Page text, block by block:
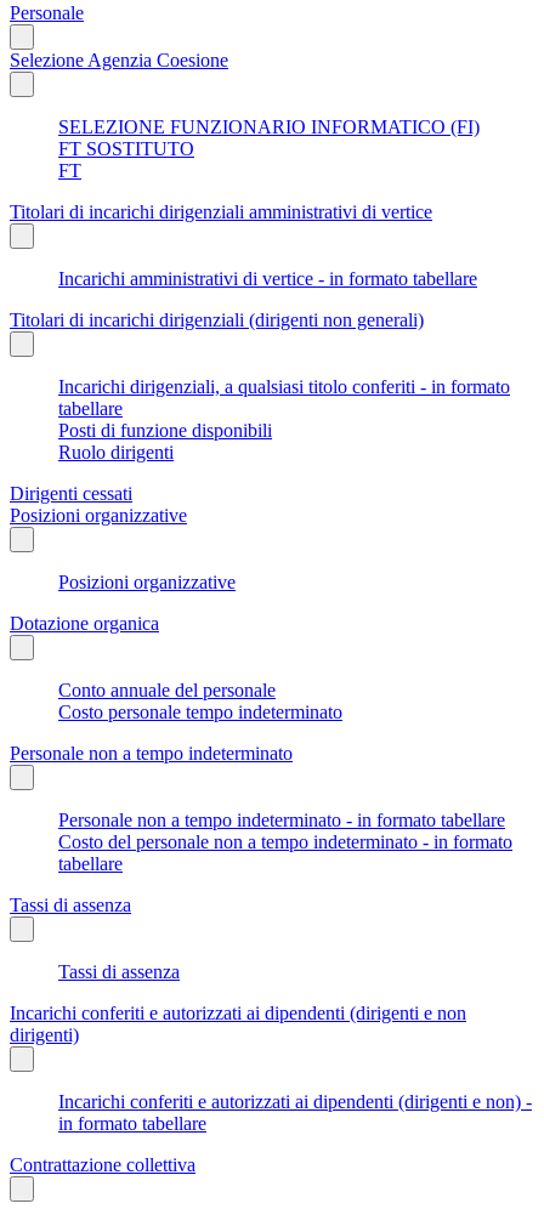
Personale
Selezione Agenzia Coesione
SELEZIONE FUNZIONARIO INFORMATICO (FI)
FT SOSTITUTO
FT
Titolari di incarichi dirigenziali amministrativi di vertice
Incarichi amministrativi di vertice - in formato tabellare
Titolari di incarichi dirigenziali (dirigenti non generali)
Incarichi dirigenziali, a qualsiasi titolo conferiti - in formato
tabellare
Posti di funzione disponibili
Ruolo dirigenti
Dirigenti cessati
Posizioni organizzative
Posizioni organizzative
Dotazione organica
Conto annuale del personale
Costo personale tempo indeterminato
Personale non a tempo indeterminato
Personale non a tempo indeterminato - in formato tabellare
Costo del personale non a tempo indeterminato - in formato
tabellare
Tassi di assenza
Tassi di assenza
Incarichi conferiti e autorizzati ai dipendenti (dirigenti e non
dirigenti)
Incarichi conferiti e autorizzati ai dipendenti (dirigenti e non) -
in formato tabellare
Contrattazione collettiva